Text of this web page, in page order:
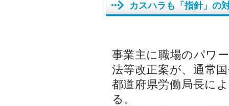
カスハラも「指針」の
事業主に職場のパワ
法等改正案が、通常
都道府県労働局長に
る。